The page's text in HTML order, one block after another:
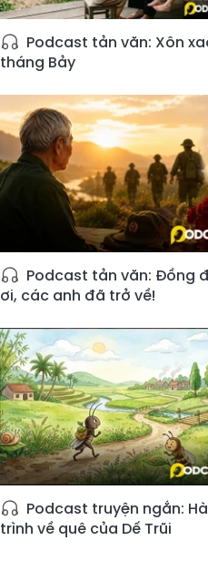
Podcast tản văn: Xôn
tháng Bảy
Podcast tản văn: Đồng
ơi, các anh đã trở về!
Podcast truyện ngắn:
trình về quê của Dế Trũi